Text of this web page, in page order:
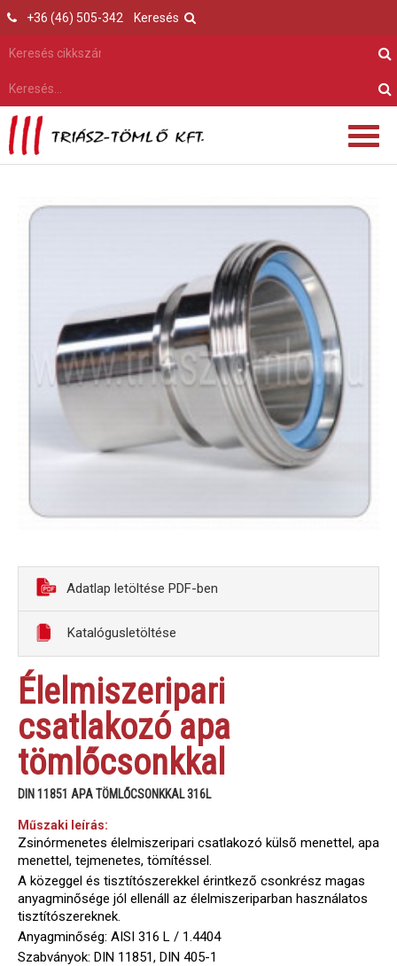
Keresés
+36 (46) 505-342
Adatlap letöltése PDF-ben
Katalógusletöltése
Élelmiszeripari
csatlakozó apa
tömlőcsonkkal
DIN 11851 APA TÖMLŐCSONKKAL 316L
Műszaki leírás:
Zsinórmenetes élelmiszeripari csatlakozó külsõ menettel, apa
menettel, tejmenetes, tömítéssel.
A közeggel és tisztítószerekkel érintkező csonkrész magas
anyagminősége jól ellenáll az élelmiszeriparban használatos
tisztítószereknek.
Anyagminőség: AISI 316 L / 1.4404
Szabványok: DIN 11851, DIN 405-1